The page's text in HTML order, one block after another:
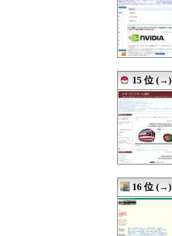
08/05 22:00
08/05 21:55
08/05 21:45
08/05 21:31
08/05 21:00
08/05 21:00
08/05 21:00
15 位 (→)
16 位 (→)